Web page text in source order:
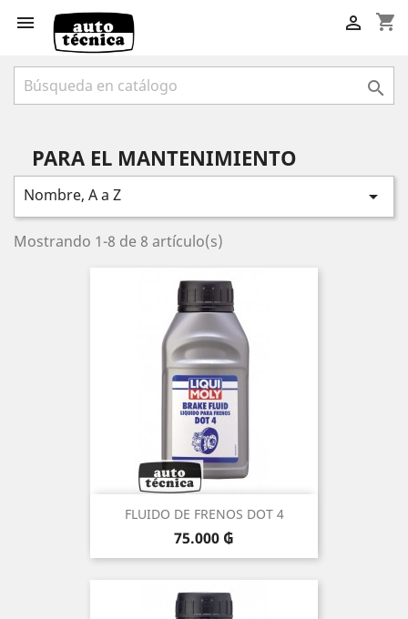
 shopping_cart


PARA EL MANTENIMIENTO
Nombre, A a Z 
Mostrando 1-8 de 8 artículo(s)
FLUIDO DE FRENOS DOT 4
Precio
75.000 ₲